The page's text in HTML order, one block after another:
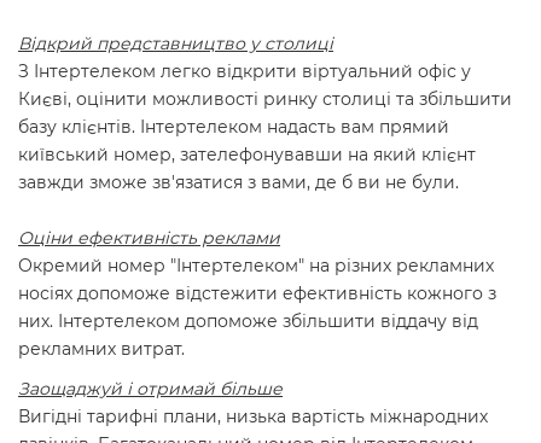
Відкрий представництво у столиці
З Інтертелеком легко відкрити віртуальний офіс у
Києві, оцінити можливості ринку столиці та збільшити
базу клієнтів. Інтертелеком надасть вам прямий
київський номер, зателефонувавши на який клієнт
завжди зможе зв'язатися з вами, де б ви не були.
Оціни ефективність реклами
Окремий номер "Інтертелеком" на різних рекламних
носіях допоможе відстежити ефективність кожного з
них. Інтертелеком допоможе збільшити віддачу від
рекламних витрат.
Заощаджуй і отримай більше
Вигідні тарифні плани, низька вартість міжнародних